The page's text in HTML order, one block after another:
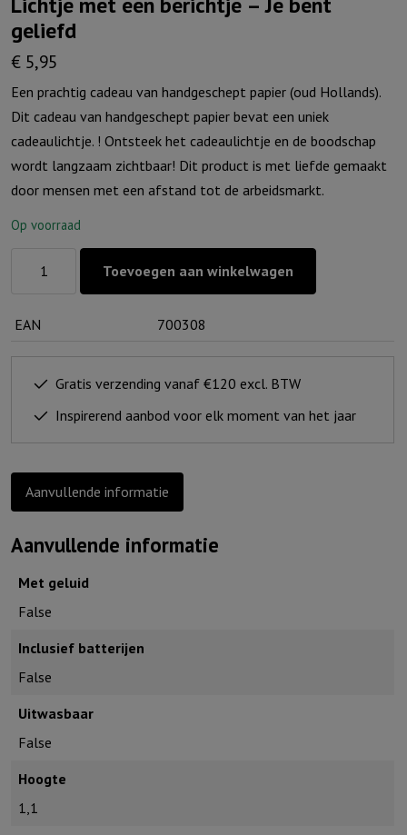
geliefd
€ 5,95
Een prachtig cadeau van handgeschept papier (oud Hollands).
Dit cadeau van handgeschept papier bevat een uniek
cadeaulichtje. ! Ontsteek het cadeaulichtje en de boodschap
wordt langzaam zichtbaar! Dit product is met liefde gemaakt
door mensen met een afstand tot de arbeidsmarkt.
Op voorraad
berichtje
-
Toevoegen aan winkelwagen
EAN 700308
Gratis verzending vanaf €120 excl. BTW
Inspirerend aanbod voor elk moment van het jaar
Aanvullende informatie
Aanvullende informatie
Met geluid
False
Inclusief batterijen
False
Uitwasbaar
False
Hoogte
1,1